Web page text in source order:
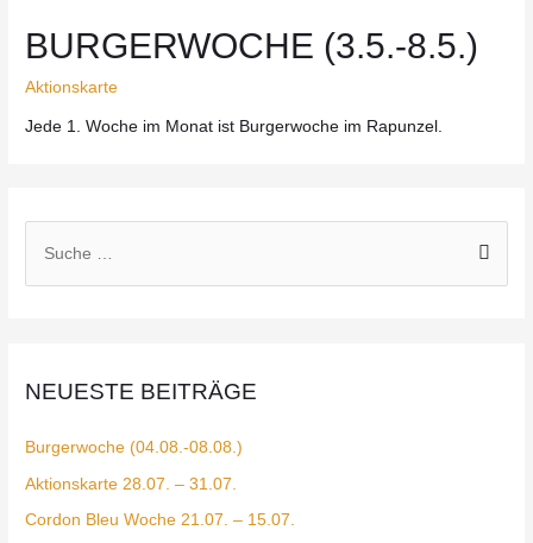
BURGERWOCHE (3.5.-8.5.)
Aktionskarte
Jede 1. Woche im Monat ist Burgerwoche im Rapunzel.
NEUESTE BEITRÄGE
Burgerwoche (04.08.-08.08.)
Aktionskarte 28.07. – 31.07.
Cordon Bleu Woche 21.07. – 15.07.